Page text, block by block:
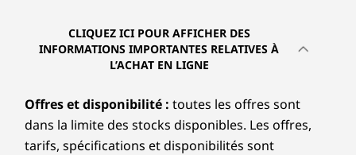
CLIQUEZ ICI POUR AFFICHER DES
INFORMATIONS IMPORTANTES RELATIVES À
L’ACHAT EN LIGNE
Offres et disponibilité : toutes les offres sont
dans la limite des stocks disponibles. Les offres,
tarifs, spécifications et disponibilités sont